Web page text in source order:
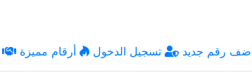
رقم جديد تسجيل الدخول أرقام مميزة